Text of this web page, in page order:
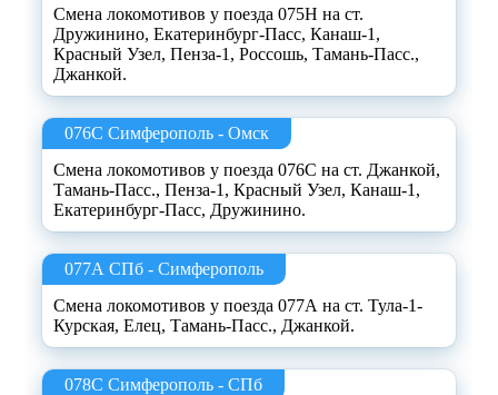
Смена локомотивов у поезда 075Н на ст.
Дружинино, Екатеринбург-Пасс, Канаш-1,
Красный Узел, Пенза-1, Россошь, Тамань-Пасс.,
Джанкой.
076С Симферополь - Омск
Смена локомотивов у поезда 076С на ст. Джанкой,
Тамань-Пасс., Пенза-1, Красный Узел, Канаш-1,
Екатеринбург-Пасс, Дружинино.
077А СПб - Симферополь
Смена локомотивов у поезда 077А на ст. Тула-1-
Курская, Елец, Тамань-Пасс., Джанкой.
078С Симферополь - СПб